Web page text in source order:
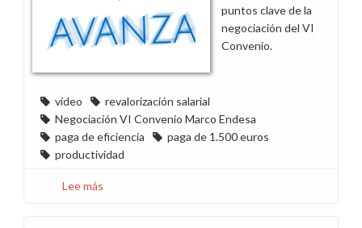
sayo!
puntos clave de la
negociación del VI
Convenio.
vídeo
revalorización salarial
Negociación VI Convenio Marco Endesa
paga de eficiencia
paga de 1.500 euros
productividad
Lee más